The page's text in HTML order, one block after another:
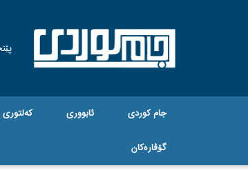
جام کوردی ئابووری کەلتوری
گۆڤاره‌کان